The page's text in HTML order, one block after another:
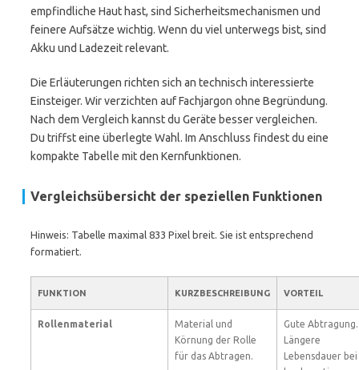
empfindliche Haut hast, sind Sicherheitsmechanismen und
feinere Aufsätze wichtig. Wenn du viel unterwegs bist, sind
Akku und Ladezeit relevant.
Die Erläuterungen richten sich an technisch interessierte
Einsteiger. Wir verzichten auf Fachjargon ohne Begründung.
Nach dem Vergleich kannst du Geräte besser vergleichen.
Du triffst eine überlegte Wahl. Im Anschluss findest du eine
kompakte Tabelle mit den Kernfunktionen.
Vergleichsübersicht der speziellen Funktionen
Hinweis: Tabelle maximal 833 Pixel breit. Sie ist entsprechend
formatiert.
FUNKTION KURZBESCHREIBUNG VORTEIL
Rollenmaterial
Material und
Körnung der Rolle
für das Abtragen.
Gute Abtragung.
Längere
Lebensdauer bei